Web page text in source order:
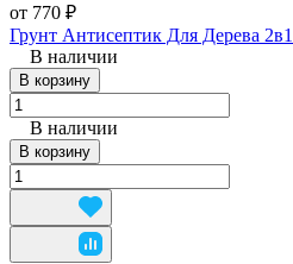
от 770 ₽
Грунт Антисептик Для Дерева
В наличии
В корзину
В наличии
В корзину